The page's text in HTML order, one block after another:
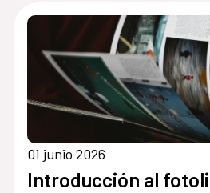
01 junio 2026
Introducción al